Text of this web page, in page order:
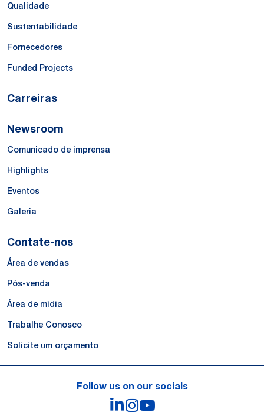
Qualidade
Sustentabilidade
Fornecedores
Funded Projects
Carreiras
Newsroom
Comunicado de imprensa
Highlights
Eventos
Galeria
Contate-nos
Área de vendas
Pós-venda
Área de mídia
Trabalhe Conosco
Solicite um orçamento
Follow us on our socials
LinkedIn
Instagram